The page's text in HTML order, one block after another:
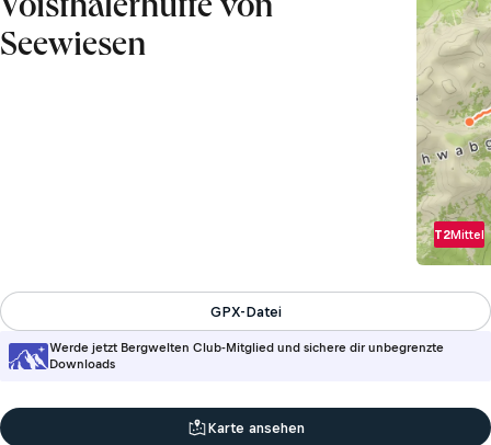
Voisthalerhütte von
Seewiesen
T2Mittel
Werde jetzt Bergwelten Club-Mitglied und sichere dir unbegrenzte
Downloads
GPX-Datei
Karte ansehen